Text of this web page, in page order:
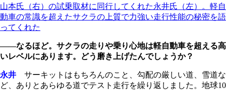
山本氏（右）の試乗取材に同行してくれた永井氏（左）。軽自
動車の常識を超えたサクラの上質で力強い走行性能の秘密を語
ってくれた
――なるほど。サクラの走りや乗り心地は軽自動車を超える高
いレベルにあります。どう磨き上げたんでしょうか？
永井 サーキットはもちろんのこと、勾配の厳しい道、雪道な
ど、ありとあらゆる道でテスト走行を繰り返しました。地球10